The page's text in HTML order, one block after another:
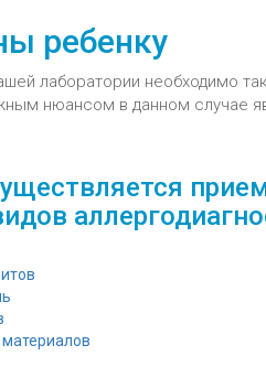
ребенку
лаборатории необходимо
нюансом в данном случае